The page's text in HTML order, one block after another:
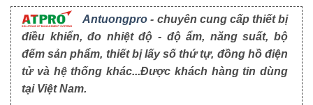
Antuongpro - chuyên cung cấp thiết bị
điều khiển, đo nhiệt độ - độ ẩm, năng suất, bộ
đếm sản phẩm, thiết bị lấy số thứ tự, đồng hồ điện
tử và hệ thống khác...Được khách hàng tin dùng
tại Việt Nam.